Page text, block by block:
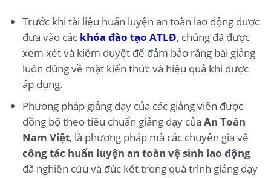
Trước khi tài liệu huấn luyện an toàn lao động được
đưa vào các khóa đào tạo ATLĐ, chúng đã được
xem xét và kiểm duyệt để đảm bảo rằng bài giảng
luôn đúng về mặt kiến thức và hiệu quả khi được
áp dụng.
Phương pháp giảng dạy của các giảng viên được
đồng bộ theo tiêu chuẩn giảng dạy của An Toàn
Nam Việt, là phương pháp mà các chuyên gia về
công tác huấn luyện an toàn vệ sinh lao động
đã nghiên cứu và đúc kết trong quá trình giảng dạy